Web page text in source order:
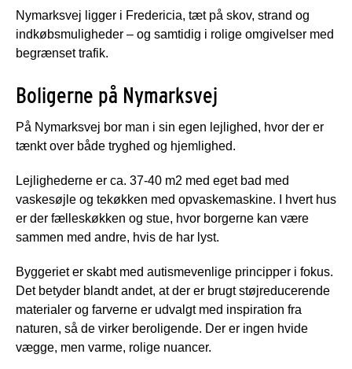
Nymarksvej ligger i Fredericia, tæt på skov, strand og
indkøbsmuligheder – og samtidig i rolige omgivelser med
begrænset trafik.
Boligerne på Nymarksvej
På Nymarksvej bor man i sin egen lejlighed, hvor der er
tænkt over både tryghed og hjemlighed.
Lejlighederne er ca. 37-40 m2 med eget bad med
vaskesøjle og tekøkken med opvaskemaskine. I hvert hus
er der fælleskøkken og stue, hvor borgerne kan være
sammen med andre, hvis de har lyst.
Byggeriet er skabt med autismevenlige principper i fokus.
Det betyder blandt andet, at der er brugt støjreducerende
materialer og farverne er udvalgt med inspiration fra
naturen, så de virker beroligende. Der er ingen hvide
vægge, men varme, rolige nuancer.